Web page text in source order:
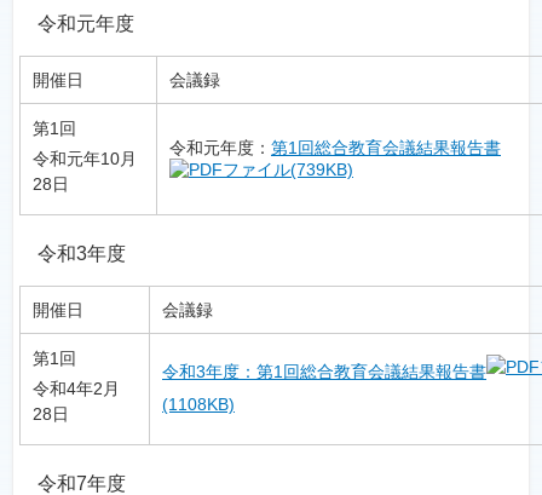
令和元年度
開催日 会議録
第1回
令和元年10月
28日
令和元年度： 第1回総合教育会議結果報告書
(739KB)
令和3年度
開催日 会議録
第1回
令和4年2月
28日
令和3年度：第1回総合教育会議結果報告書
(1108KB)
令和7年度